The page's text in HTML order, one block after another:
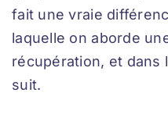
fait une vraie
laquelle on aborde
récupération, et dans
suit.